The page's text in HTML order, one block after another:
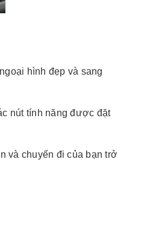
hình đẹp và sang
nút tính năng được đặt
và chuyến đi của bạn trở